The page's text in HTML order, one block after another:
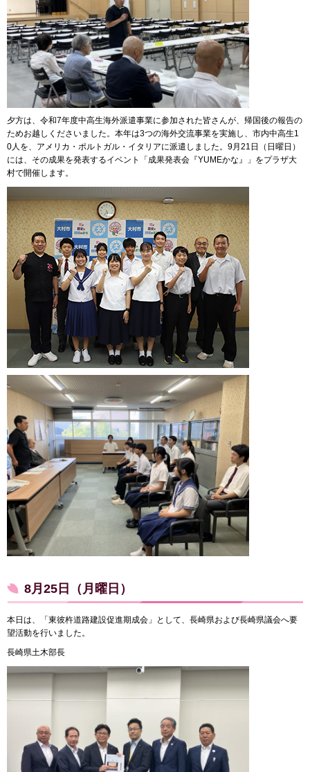
夕方は、令和7年度中高生海外派遣事業に参加された皆さんが、帰国後の報告の
ためお越しくださいました。本年は3つの海外交流事業を実施し、市内中高生1
0人を、アメリカ・ポルトガル・イタリアに派遣しました。9月21日（日曜日）
には、その成果を発表するイベント「成果発表会『YUMEかな』」をプラザ大
村で開催します。
8月25日（月曜日）
本日は、「東彼杵道路建設促進期成会」として、長崎県および長崎県議会へ要
望活動を行いました。
長崎県土木部長